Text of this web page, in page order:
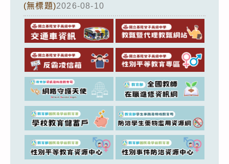
(無標題)2026-08-10